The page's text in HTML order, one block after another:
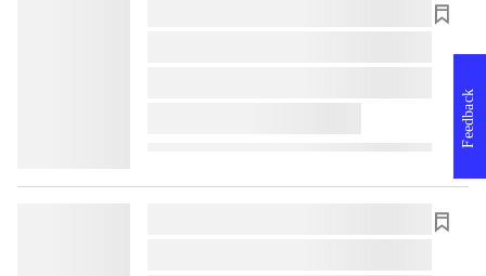
lorem ipsum dolor sit amet ...
lorem ipsum dolor sit amet ...
lorem ipsum dolor sit amet ...
lorem ipsum dolor sit amet ...
Feedback